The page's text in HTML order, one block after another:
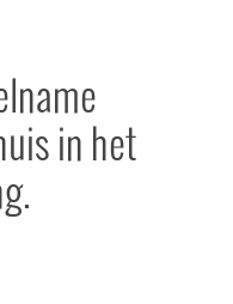
in het